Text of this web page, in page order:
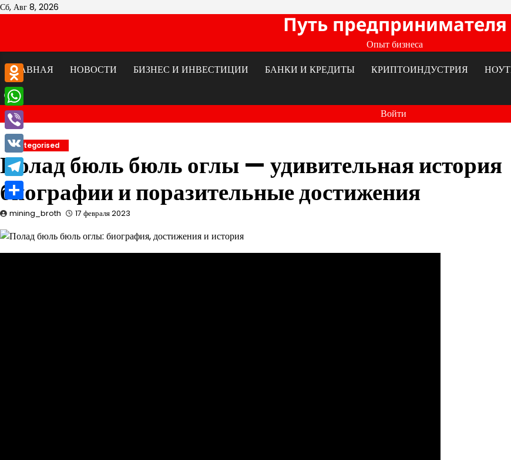
Перейти
Сб, Авг 8, 2026
Путь предпринимателя
Опыт бизнеса
ГЛАВНАЯ
НОВОСТИ БИЗНЕС И ИНВЕСТИЦИИ БАНКИ И КРЕДИТЫ КРИПТОИНДУСТРИЯ
Войти
Uncategorised
Полад бюль бюль оглы — удивительная история
биографии и поразительные достижения
mining_broth 17 февраля 2023
Odnoklassniki
WhatsApp
Viber
VK
Telegram
Отправить